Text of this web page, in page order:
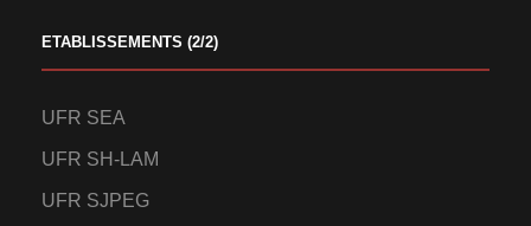
ETABLISSEMENTS (2/2)
UFR SEA
UFR SH-LAM
UFR SJPEG